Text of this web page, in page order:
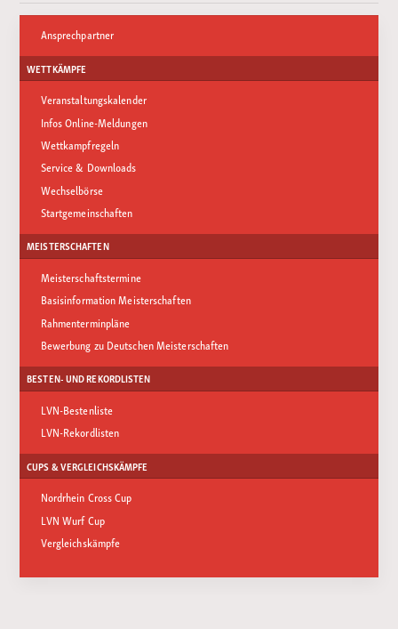
Ansprechpartner
WETTKÄMPFE
Veranstaltungskalender
Infos Online-Meldungen
Wettkampfregeln
Service & Downloads
Wechselbörse
Startgemeinschaften
MEISTERSCHAFTEN
Meisterschaftstermine
Basisinformation Meisterschaften
Rahmenterminpläne
Bewerbung zu Deutschen Meisterschaften
BESTEN- UND REKORDLISTEN
LVN-Bestenliste
LVN-Rekordlisten
CUPS & VERGLEICHSKÄMPFE
Nordrhein Cross Cup
LVN Wurf Cup
Vergleichskämpfe